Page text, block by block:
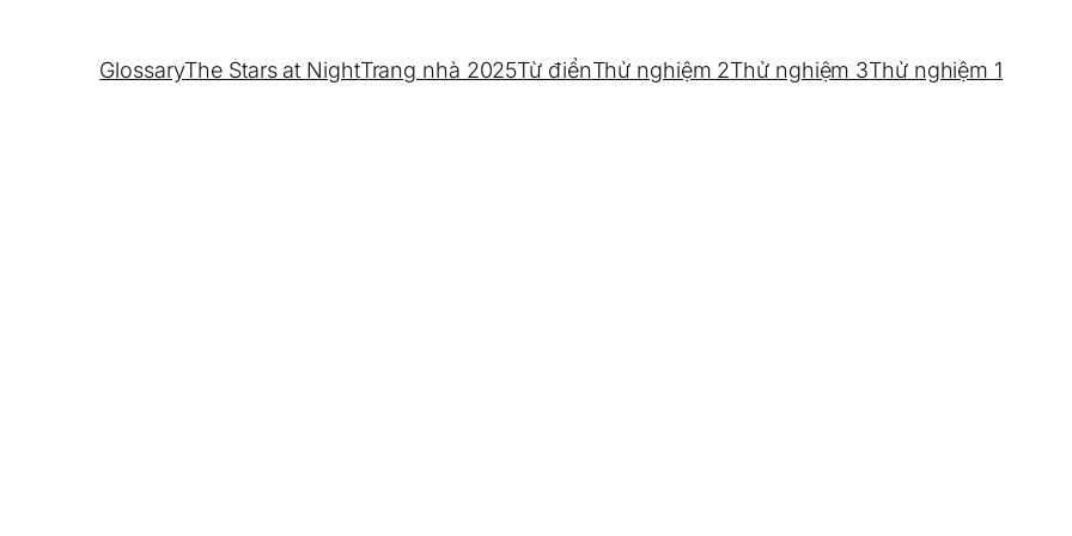
GlossaryThe Stars at NightTrang nhà 2025Từ điểnThử nghiệm 2Thử nghiệm 3Thử nghiệm 1